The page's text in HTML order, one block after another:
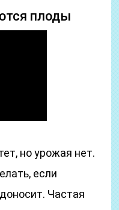
плоды
но урожая нет.
если
Частая